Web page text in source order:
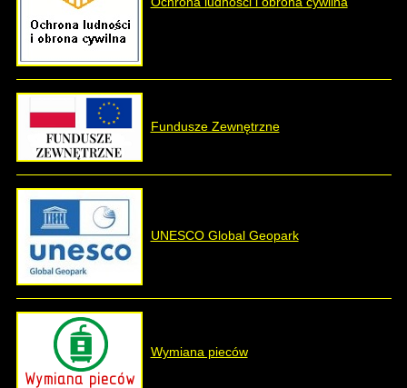
Polski Ład
Zobacz artykuły z tej kategorii: Programy Krajowe i
Wojewódzkie
Fundusze Zewnętrzne : 2014 - 2020
Fundusze Zewnętrzne
UNESCO Global Geopark
Wymiana pieców